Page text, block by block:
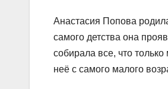
Анастасия Попова
самого детства она
собирала все, что
неё с самого малого